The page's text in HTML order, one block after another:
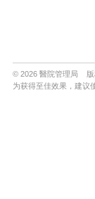
© 2026 醫院管理局
为获得至佳效果，建议